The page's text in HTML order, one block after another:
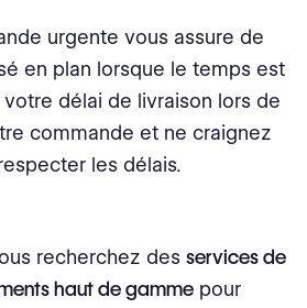
urgente vous assure de
en plan lorsque le temps est
délai de livraison lors de
commande et ne craignez
les délais.
recherchez des services de
haut de gamme pour